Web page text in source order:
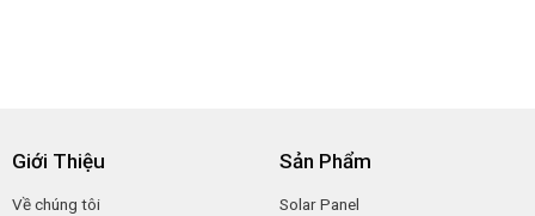
Giới Thiệu
Về chúng tôi
Sản Phẩm
Solar Panel